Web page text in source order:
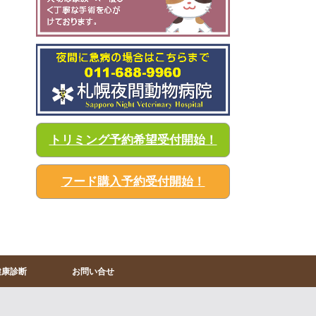
トリミング予約希望受付開始！
フード購入予約受付開始！
診断 お問い合せ